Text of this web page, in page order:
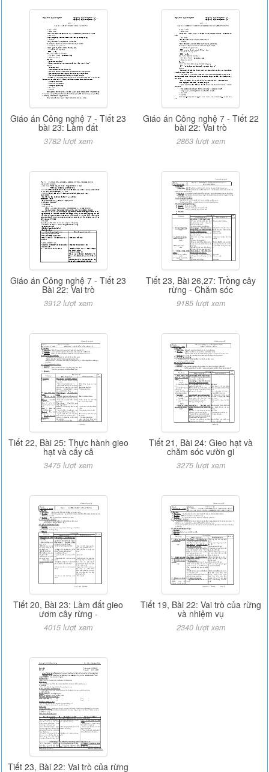
Giáo án Công nghệ 7 - Tiết 23
bài 23: Làm đất
3782 lượt xem
Giáo án Công nghệ 7 - Tiết 22
bài 22: Vai trò
2863 lượt xem
Giáo án Công nghệ 7 - Tiết 23
Bài 22: Vai trò
3912 lượt xem
Tiết 23, Bài 26,27: Trồng cây
rừng - Chăm sóc
9185 lượt xem
Tiết 22, Bài 25: Thực hành gieo
hạt và cấy câ
3475 lượt xem
Tiết 21, Bài 24: Gieo hạt và
chăm sóc vườn gi
3275 lượt xem
Tiết 20, Bài 23: Làm đất gieo
ươm cây rừng -
4015 lượt xem
Tiết 19, Bài 22: Vai trò của rừng
và nhiệm vụ
2340 lượt xem
Tiết 23, Bài 22: Vai trò của rừng